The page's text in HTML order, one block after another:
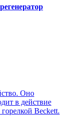
Оно
в действие
Beckett.